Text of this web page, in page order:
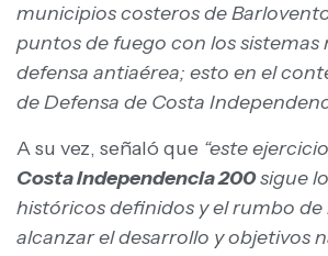
municipios costeros de
puntos de fuego con los sistemas
defensa antiaérea; esto en el
de Defensa de Costa
A su vez, señaló que “este ejercicio
Costa Independencia 200sigue
históricos definidos y el rumbo de
alcanzar el desarrollo y objetivos